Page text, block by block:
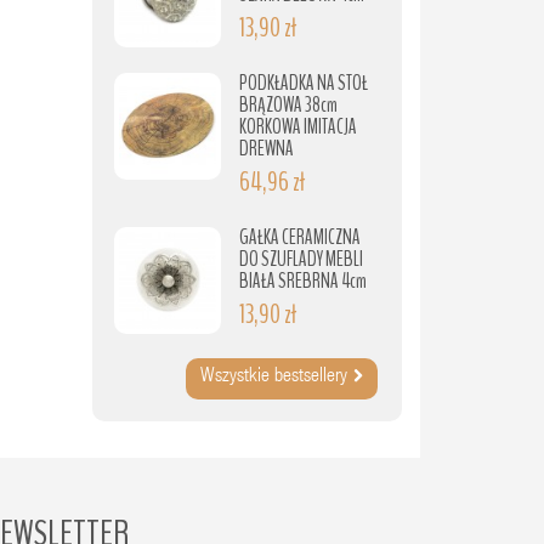
13,90 zł
PODKŁADKA NA STÓŁ
BRĄZOWA 38cm
KORKOWA IMITACJA
DREWNA
64,96 zł
GAŁKA CERAMICZNA
DO SZUFLADY MEBLI
BIAŁA SREBRNA 4cm
13,90 zł
Wszystkie bestsellery